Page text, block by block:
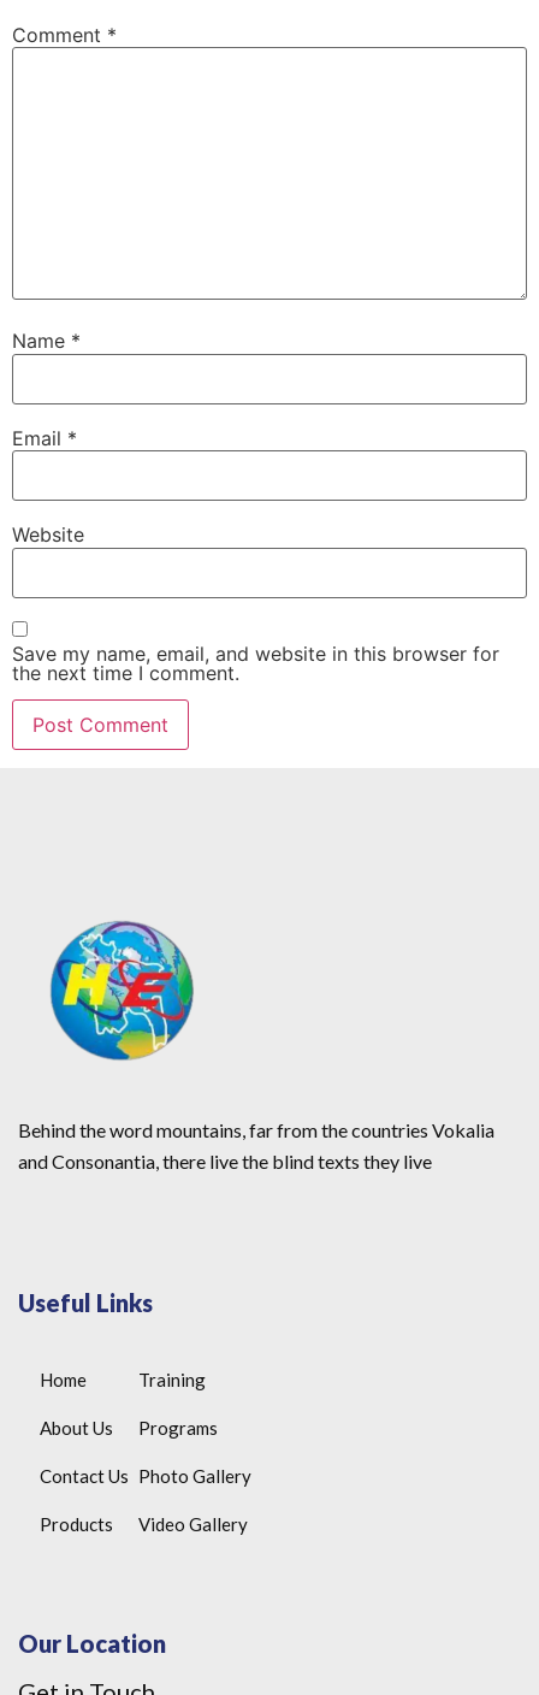
Comment *
Name *
Email *
Website
Save my name, email, and website in this browser for
the next time I comment.
Behind the word mountains, far from the countries Vokalia
and Consonantia, there live the blind texts they live
Useful Links
Home
About Us
Contact Us
Products
Training
Programs
Photo Gallery
Video Gallery
Our Location